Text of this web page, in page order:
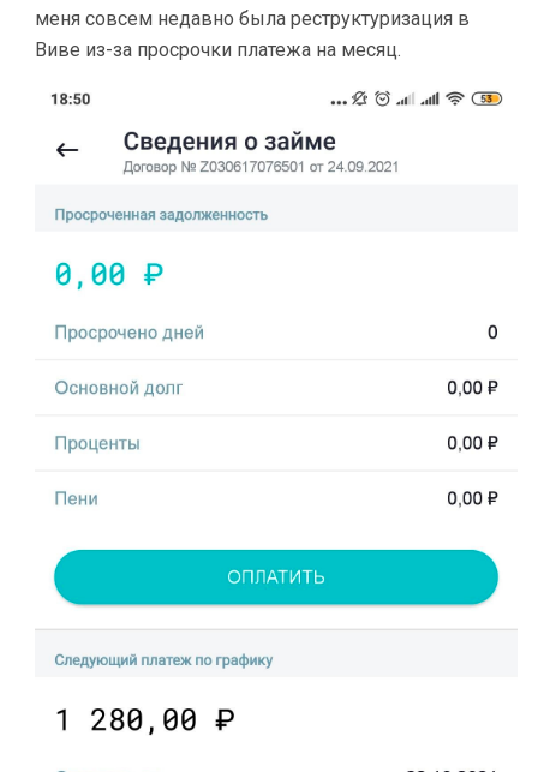
меня совсем недавно была реструктуризация в
Виве из-за просрочки платежа на месяц.